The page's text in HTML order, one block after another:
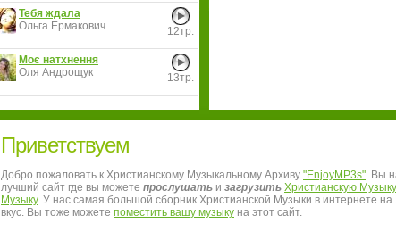
Тебя ждала
Ольга Ермакович
12тр.
Моє натхнення
Оля Андрощук
13тр.
Приветствуем
Добро пожаловать к Христианскому Музыкальному Архиву "EnjoyMP3s". Вы
лучший сайт где вы можете прослушать и загрузить Христианскую Музыку
Музыку. У нас самая большой сборник Христианской Музыки в интернете на
вкус. Вы тоже можете поместить вашу музыку на этот сайт.